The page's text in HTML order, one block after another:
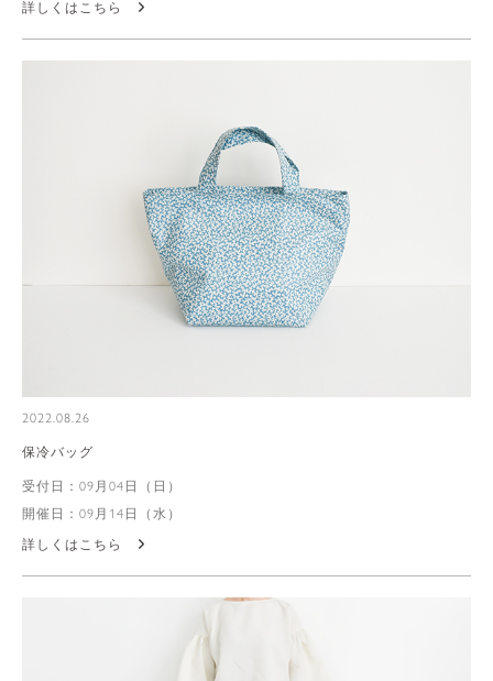
詳しくはこちら
2022.08.26
保冷バッグ
受付日：09月04日（日）
開催日：09月14日（水）
詳しくはこちら